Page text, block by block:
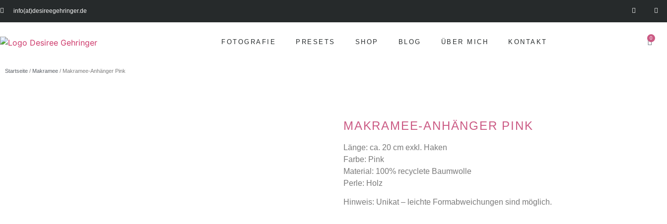
info(at)desireegehringer.de
FOTOGRAFIE PRESETS SHOP BLOG ÜBER MICH KONTAKT
0
Startseite / Makramee / Makramee-Anhänger Pink
MAKRAMEE-ANHÄNGER PINK
Länge: ca. 20 cm exkl. Haken
Farbe: Pink
Material: 100% recyclete Baumwolle
Perle: Holz
Hinweis: Unikat – leichte Formabweichungen sind möglich.